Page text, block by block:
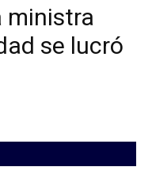
ministra
se lucró